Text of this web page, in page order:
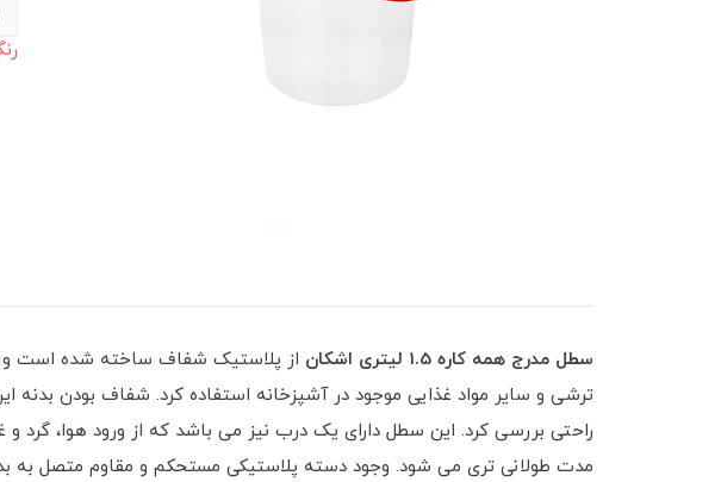
سطل مدرج همه کاره 1.5 لیتری اشکان
از پلاستیک شفاف ساخته شده است و
ترشی و سایر مواد غذایی موجود در آشپزخانه استفاده کرد. شفاف بودن
راحتی بررسی کرد. این سطل دارای یک درب نیز می باشد که از ورود هوا،
مدت طولانی تری می شود. وجود دسته پلاستیکی مستحکم و مقاوم متصل به